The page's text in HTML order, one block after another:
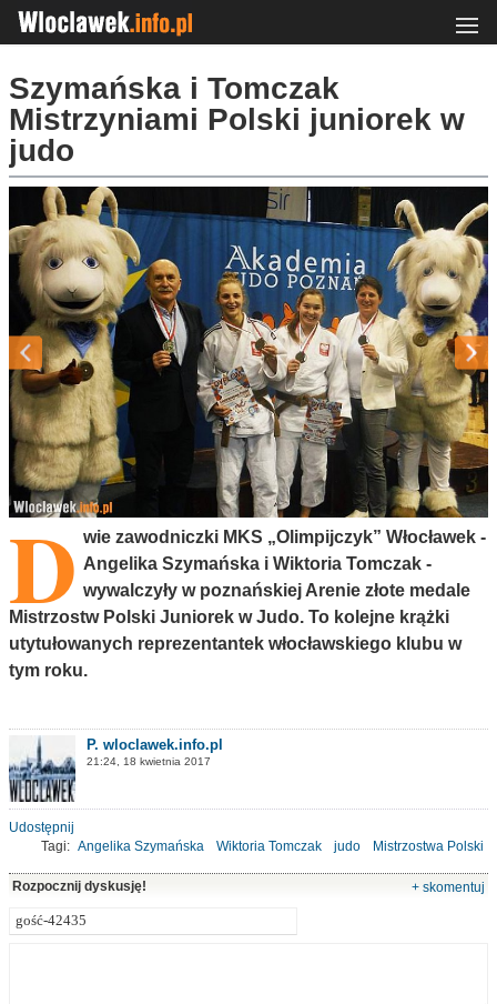
Szymańska i Tomczak
Mistrzyniami Polski juniorek w
judo
D wie zawodniczki MKS „Olimpijczyk” Włocławek -
Angelika Szymańska i Wiktoria Tomczak -
wywalczyły w poznańskiej Arenie złote medale
Mistrzostw Polski Juniorek w Judo. To kolejne krążki
utytułowanych reprezentantek włocławskiego klubu w
tym roku.
P. wloclawek.info.pl
21:24, 18 kwietnia 2017
Udostępnij
Tagi: Angelika Szymańska Wiktoria Tomczak judo Mistrzostwa Polski
Rozpocznij dyskusję! + skomentuj